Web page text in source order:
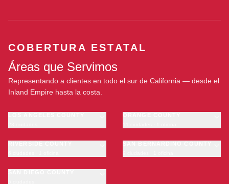
COBERTURA ESTATAL
Áreas que Servimos
Representando a clientes en todo el sur de California — desde el
Inland Empire hasta la costa.
Glendale
Pasadena
Irvine